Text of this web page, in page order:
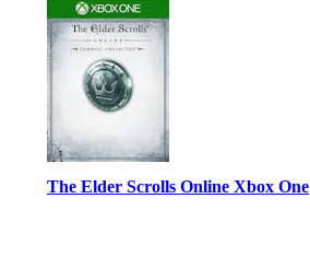
The Elder Scrolls Online Xbox One